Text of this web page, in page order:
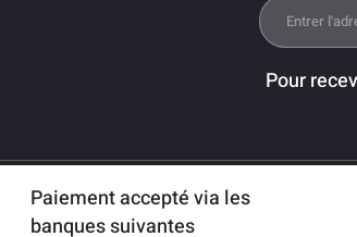
Pour
Paiement accepté via les
banques suivantes